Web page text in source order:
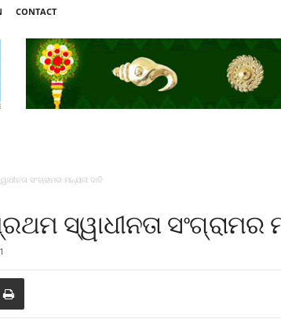
CONTACT
ସଂଗ୍ରାମର ମାନ୍ୟତା ଦାବି
ସ୍ୱାଧୀନତା ସଂଗ୍ରାମର